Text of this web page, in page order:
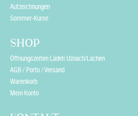
Aufzeichnungen
Sommer-Kurse
SHOP
Öffnungszeiten Lädeli Uznach/Lachen
AGB / Porto / Versand
Warenkorb
Mein Konto